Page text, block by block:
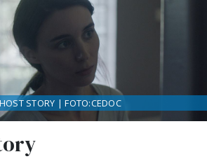
STORY | FOTO:CEDOC